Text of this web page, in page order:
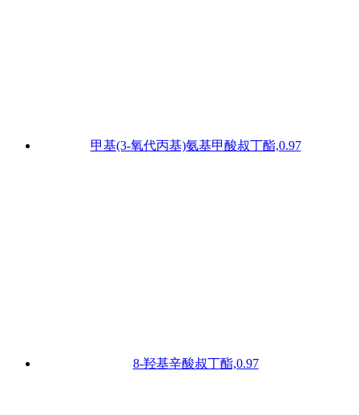
甲基(3-氧代丙基)氨基甲酸叔丁酯,0.97
8-羟基辛酸叔丁酯,0.97